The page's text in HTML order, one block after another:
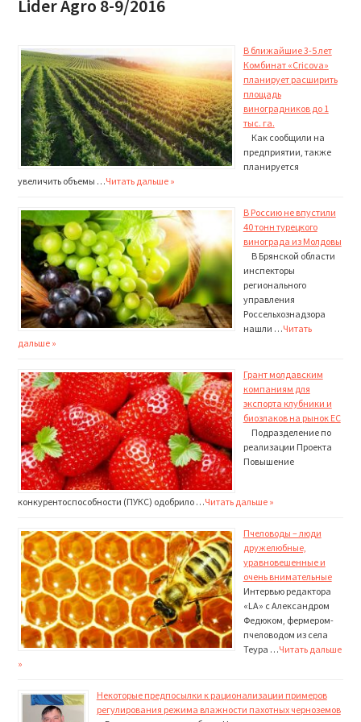
Lider Agro 8-9/2016
В ближайшие 3-5 лет
Комбинат «Cricova»
планирует расширить
площадь
виноградников до 1
тыс. га.
Как сообщили на
предпри­ятии, также
планируется
увеличить объемы …Читать дальше »
В Россию не впустили
40 тонн турецкого
винограда из Молдовы
В Брянской области
ин­спекторы
регионального
управления
Россельхоз­надзора
нашли …Читать
дальше »
Грант молдавским
компаниям для
экспорта клубники и
биозлаков на рынок ЕС
Подразделение по
реали­зации Проекта
Повышение
конкурентоспособности (ПУКС) одобрило …Читать дальше »
Пчеловоды – люди
дружелюбные,
уравновешенные и
очень внимательные
Интервью редактора
«LA» с Александром
Федюком, фермером-
пчеловодом из села
Теура …Читать дальше
»
Некоторые предпосылки к рационализации примеров
регулирования режима влажности пахотных черноземов